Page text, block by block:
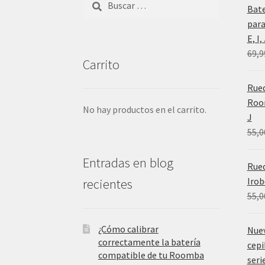
Carrito
No hay productos en el carrito.
Entradas en blog
recientes
¿Cómo calibrar
correctamente la batería
compatible de tu Roomba
E,
J